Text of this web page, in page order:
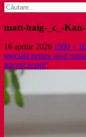
Caută
după:
matt-haig-_c_-
16 aprilie 2026 1000 ×
specială pentru noul
miezul nopții”